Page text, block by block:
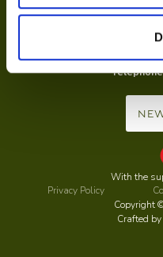
Calle de la
From 10:00 to 13:30 and
With the
Privacy Policy
Copyright
Crafted by